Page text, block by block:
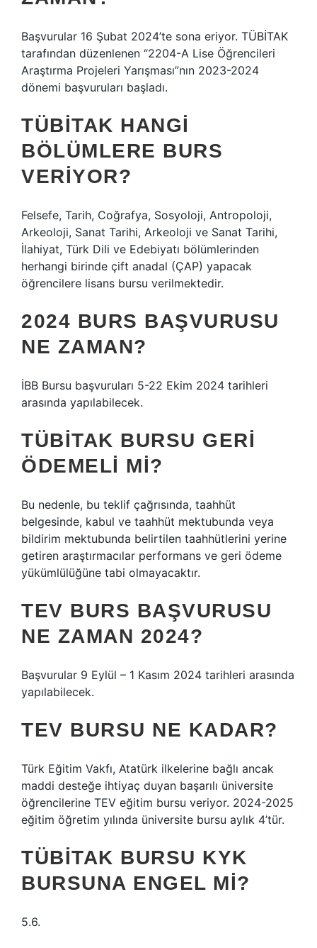
Başvurular 16 Şubat 2024’te sona eriyor. TÜBİTAK
tarafından düzenlenen “2204-A Lise Öğrencileri
Araştırma Projeleri Yarışması”nın 2023-2024
dönemi başvuruları başladı.
TÜBİTAK HANGI
BÖLÜMLERE BURS
VERIYOR?
Felsefe, Tarih, Coğrafya, Sosyoloji, Antropoloji,
Arkeoloji, Sanat Tarihi, Arkeoloji ve Sanat Tarihi,
İlahiyat, Türk Dili ve Edebiyatı bölümlerinden
herhangi birinde çift anadal (ÇAP) yapacak
öğrencilere lisans bursu verilmektedir.
2024 BURS BAŞVURUSU
NE ZAMAN?
İBB Bursu başvuruları 5-22 Ekim 2024 tarihleri ​​
arasında yapılabilecek.
TÜBİTAK BURSU GERI
ÖDEMELI MI?
Bu nedenle, bu teklif çağrısında, taahhüt
belgesinde, kabul ve taahhüt mektubunda veya
bildirim mektubunda belirtilen taahhütlerini yerine
getiren araştırmacılar performans ve geri ödeme
yükümlülüğüne tabi olmayacaktır.
TEV BURS BAŞVURUSU
NE ZAMAN 2024?
Başvurular 9 Eylül – 1 Kasım 2024 tarihleri ​​arasında
yapılabilecek.
TEV BURSU NE KADAR?
Türk Eğitim Vakfı, Atatürk ilkelerine bağlı ancak
maddi desteğe ihtiyaç duyan başarılı üniversite
öğrencilerine TEV eğitim bursu veriyor. 2024-2025
eğitim öğretim yılında üniversite bursu aylık 4’tür.
TÜBİTAK BURSU KYK
BURSUNA ENGEL MI?
5.6.